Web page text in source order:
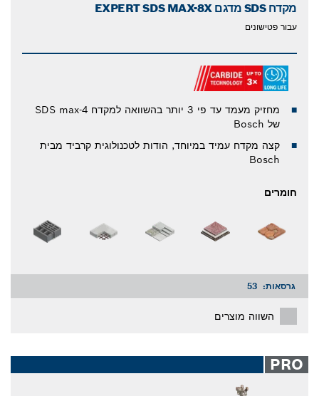
מקדח SDS מדגם EXPERT SDS MAX-8X
עבור פטישונים
מחזיק מעמד עד פי 3 יותר בהשוואה למקדח SDS max-4
של Bosch
קצה מקדח עמיד במיוחד, הודות לטכנולוגית קרביד מבית
Bosch
חומרים
גרסאות: 53
השווה מוצרים
PRO